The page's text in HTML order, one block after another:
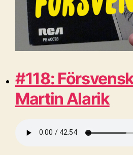
#118:
Martin Alarik